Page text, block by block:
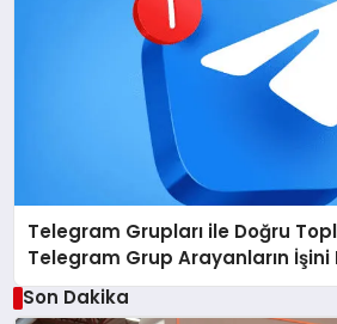
Telegram Grupları ile Doğru
Telegram Grup Arayanların İşini
Çözüm
Son Dakika